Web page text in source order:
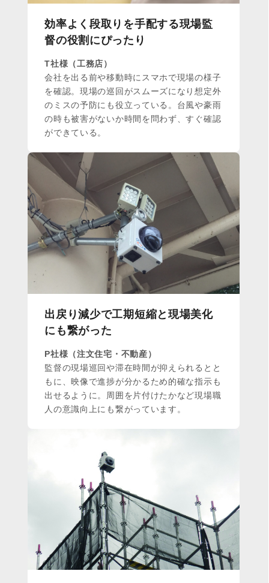
効率よく段取りを手配する現場監
督の役割にぴったり
T社様（工務店）
会社を出る前や移動時にスマホで現場の様子
を確認。現場の巡回がスムーズになり想定外
のミスの予防にも役立っている。台風や豪雨
の時も被害がないか時間を問わず、すぐ確認
ができている。
出戻り減少で工期短縮と現場美化
にも繋がった
P社様（注文住宅・不動産）
監督の現場巡回や滞在時間が抑えられるとと
もに、映像で進捗が分かるため的確な指示も
出せるように。周囲を片付けたかなど現場職
人の意識向上にも繋がっています。